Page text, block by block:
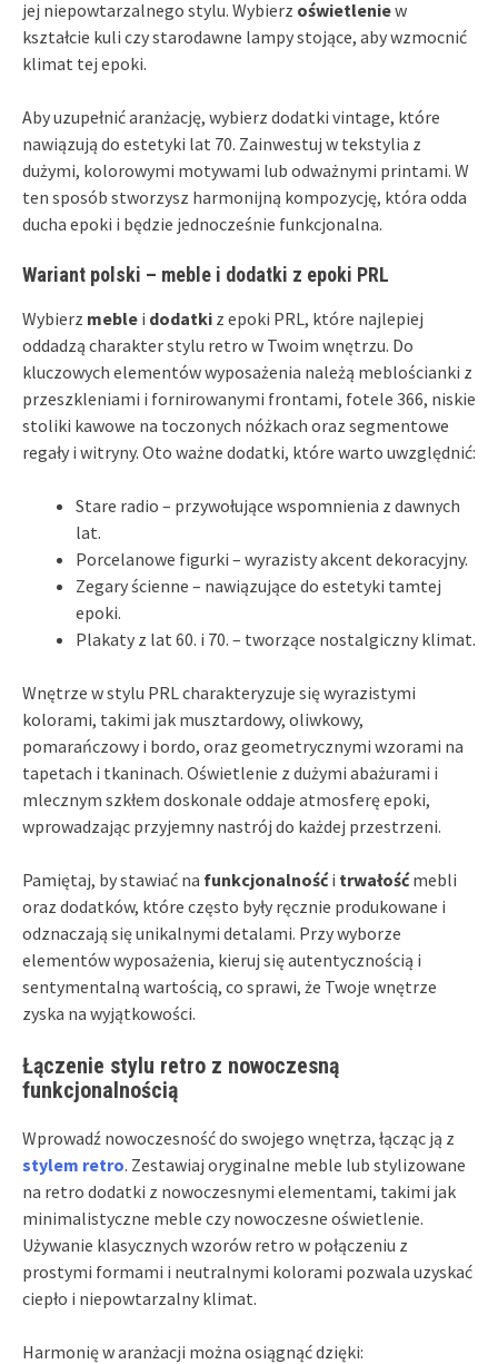
jej niepowtarzalnego stylu. Wybierz oświetleniew
kształcie kuli czy starodawne lampy stojące, aby wzmocnić
klimat tej epoki.
Aby uzupełnić aranżację, wybierz dodatki vintage, które
nawiązują do estetyki lat 70. Zainwestuj w tekstylia z
dużymi, kolorowymi motywami lub odważnymi printami. W
ten sposób stworzysz harmonijną kompozycję, która odda
ducha epoki i będzie jednocześnie funkcjonalna.
Wariant polski – meble i dodatki z epoki PRL
Wybierz meble i dodatki z epoki PRL, które najlepiej
oddadzą charakter stylu retro w Twoim wnętrzu. Do
kluczowych elementów wyposażenia należą meblościanki z
przeszkleniami i fornirowanymi frontami, fotele 366, niskie
stoliki kawowe na toczonych nóżkach oraz segmentowe
regały i witryny. Oto ważne dodatki, które warto uwzględnić:
Stare radio – przywołujące wspomnienia z dawnych
lat.
Porcelanowe figurki – wyrazisty akcent dekoracyjny.
Zegary ścienne – nawiązujące do estetyki tamtej
epoki.
Plakaty z lat 60. i 70. – tworzące nostalgiczny klimat.
Wnętrze w stylu PRL charakteryzuje się wyrazistymi
kolorami, takimi jak musztardowy, oliwkowy,
pomarańczowy i bordo, oraz geometrycznymi wzorami na
tapetach i tkaninach. Oświetlenie z dużymi abażurami i
mlecznym szkłem doskonale oddaje atmosferę epoki,
wprowadzając przyjemny nastrój do każdej przestrzeni.
Pamiętaj, by stawiać na funkcjonalnośći trwałośćmebli
oraz dodatków, które często były ręcznie produkowane i
odznaczają się unikalnymi detalami. Przy wyborze
elementów wyposażenia, kieruj się autentycznością i
sentymentalną wartością, co sprawi, że Twoje wnętrze
zyska na wyjątkowości.
Łączenie stylu retro z nowoczesną
funkcjonalnością
Wprowadź nowoczesność do swojego wnętrza, łącząc ją z
stylem retro. Zestawiaj oryginalne meble lub stylizowane
na retro dodatki z nowoczesnymi elementami, takimi jak
minimalistyczne meble czy nowoczesne oświetlenie.
Używanie klasycznych wzorów retro w połączeniu z
prostymi formami i neutralnymi kolorami pozwala uzyskać
ciepło i niepowtarzalny klimat.
Harmonię w aranżacji można osiągnąć dzięki: